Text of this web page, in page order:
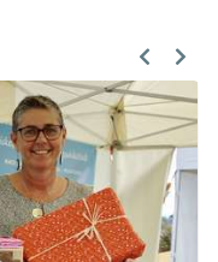
Previous
Next